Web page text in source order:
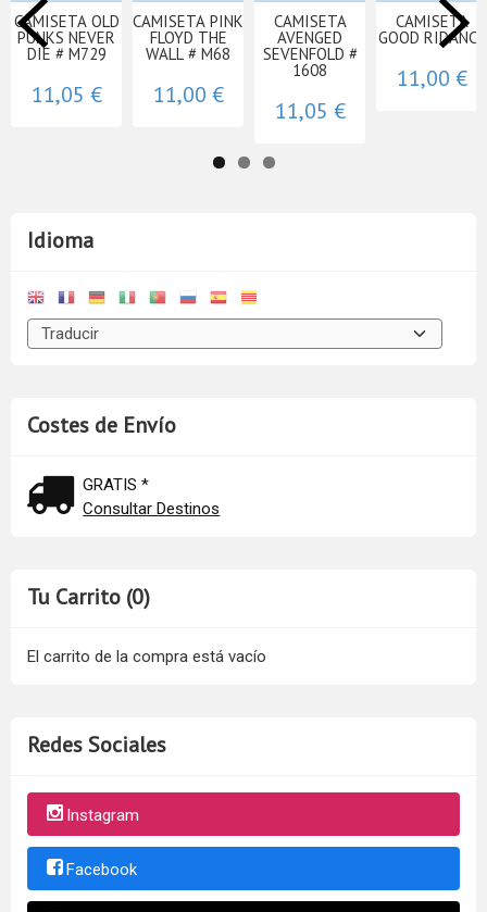
Idioma
Costes de Envío
GRATIS *
Consultar Destinos
Tu Carrito (0)
El carrito de la compra está vacío
Redes Sociales
Instagram
Facebook
CAMISETA OLD
PUNKS NEVER
DIE # M729
11,05 €
CAMISETA PINK
FLOYD THE
WALL # M68
11,00 €
CAMISETA
AVENGED
SEVENFOLD #
1608
11,05 €
CAMISETA
GOOD RIDANCE
11,00 €